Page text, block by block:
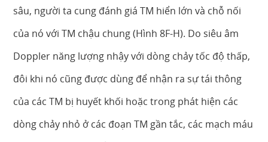
sâu, người ta cung đánh giá TM hiển lớn và chỗ nối
của nó với TM chậu chung (Hình 8F-H). Do siêu âm
Doppler năng lượng nhậy với dòng chảy tốc độ thấp,
đôi khi nó cũng được dùng để nhận ra sự tái thông
của các TM bị huyết khối hoặc trong phát hiện các
dòng chảy nhỏ ở các đoạn TM gần tắc, các mạch máu